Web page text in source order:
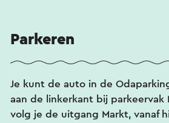
Parkeren
Je kunt de auto in de
aan de linkerkant bij parkeervak
volg je de uitgang Markt, vanaf